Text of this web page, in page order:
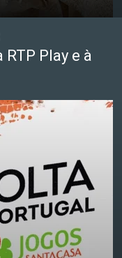
Play e à